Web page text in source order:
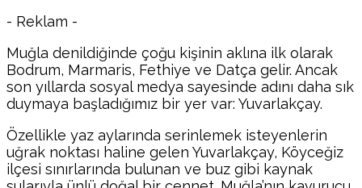
- Reklam -
Muğla denildiğinde çoğu kişinin aklına ilk olarak
Bodrum, Marmaris, Fethiye ve Datça gelir. Ancak
son yıllarda sosyal medya sayesinde adını daha sık
duymaya başladığımız bir yer var: Yuvarlakçay.
Özellikle yaz aylarında serinlemek isteyenlerin
uğrak noktası haline gelen Yuvarlakçay, Köyceğiz
ilçesi sınırlarında bulunan ve buz gibi kaynak